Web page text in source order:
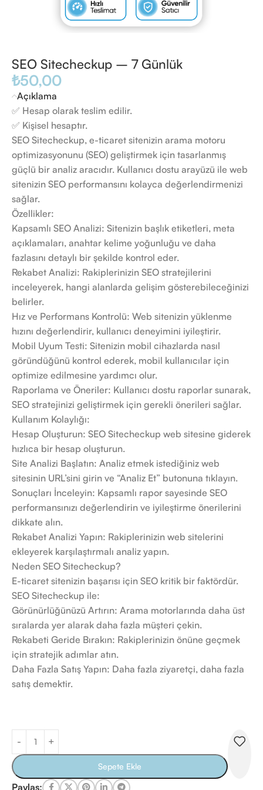
SEO Sitecheckup – 7 Günlük
₺50,00
Açıklama
✅ Hesap olarak teslim edilir.
✅ Kişisel hesaptır.
SEO Sitecheckup, e-ticaret sitenizin arama motoru
optimizasyonunu (SEO) geliştirmek için tasarlanmış
güçlü bir analiz aracıdır. Kullanıcı dostu arayüzü ile web
sitenizin SEO performansını kolayca değerlendirmenizi
sağlar.
Özellikler:
Kapsamlı SEO Analizi: Sitenizin başlık etiketleri, meta
açıklamaları, anahtar kelime yoğunluğu ve daha
fazlasını detaylı bir şekilde kontrol eder.
Rekabet Analizi: Rakiplerinizin SEO stratejilerini
inceleyerek, hangi alanlarda gelişim gösterebileceğinizi
belirler.
Hız ve Performans Kontrolü: Web sitenizin yüklenme
hızını değerlendirir, kullanıcı deneyimini iyileştirir.
Mobil Uyum Testi: Sitenizin mobil cihazlarda nasıl
göründüğünü kontrol ederek, mobil kullanıcılar için
optimize edilmesine yardımcı olur.
Raporlama ve Öneriler: Kullanıcı dostu raporlar sunarak,
SEO stratejinizi geliştirmek için gerekli önerileri sağlar.
Kullanım Kolaylığı:
Hesap Oluşturun: SEO Sitecheckup web sitesine giderek
hızlıca bir hesap oluşturun.
Site Analizi Başlatın: Analiz etmek istediğiniz web
sitesinin URL’sini girin ve “Analiz Et” butonuna tıklayın.
Sonuçları İnceleyin: Kapsamlı rapor sayesinde SEO
performansınızı değerlendirin ve iyileştirme önerilerini
dikkate alın.
Rekabet Analizi Yapın: Rakiplerinizin web sitelerini
ekleyerek karşılaştırmalı analiz yapın.
Neden SEO Sitecheckup?
E-ticaret sitenizin başarısı için SEO kritik bir faktördür.
SEO Sitecheckup ile:
Görünürlüğünüzü Artırın: Arama motorlarında daha üst
sıralarda yer alarak daha fazla müşteri çekin.
Rekabeti Geride Bırakın: Rakiplerinizin önüne geçmek
için stratejik adımlar atın.
Daha Fazla Satış Yapın: Daha fazla ziyaretçi, daha fazla
satış demektir.
Sepete Ekle
Paylaş: